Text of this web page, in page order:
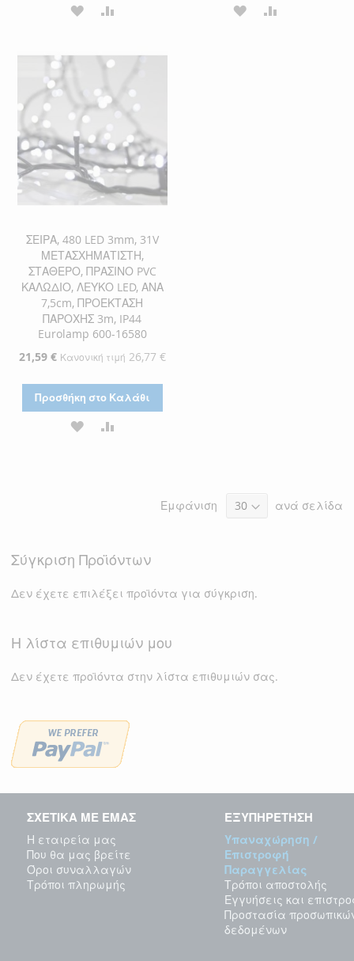
ΠΡΟΣΘΉΚΗ
ΛΊΣΤΑ
ΕΠΙΘΥΜΙΏΝ
ΣΎΓΚΡΙΣΗ
ΠΡΟΣΘΉΚΗ
ΣΕΙΡΑ, 480 LED 3mm, 31V
ΜΕΤΑΣΧΗΜΑΤΙΣΤΗ,
ΣΤΑΘΕΡΟ, ΠΡΑΣΙΝΟ PVC
ΚΑΛΩΔΙΟ, ΛΕΥΚΟ LED, ΑΝΑ
7,5cm, ΠΡΟΕΚΤΑΣΗ
ΠΑΡΟΧΗΣ 3m, IP44
Eurolamp 600-16580
Ειδική
21,59 € Κανονική τιμή 26,77 €
Προσθήκη στο Καλάθι
ΠΡΟΣΘΉΚΗ
Εμφάνιση
ανά σελίδα
Σύγκριση Προϊόντων
Δεν έχετε επιλέξει προϊόντα για σύγκριση.
Η λίστα επιθυμιών μου
Δεν έχετε προϊόντα στην λίστα επιθυμιών σας.
ΣΧΕΤΙΚΑ ΜΕ ΕΜΑΣ
Η εταιρεία μας
Που θα μας βρείτε
Όροι συναλλαγών
Τρόποι πληρωμής
ΕΞΥΠΗΡΕΤΗΣΗ
Υπαναχώρηση /
Επιστροφή
Παραγγελίας
Τρόποι αποστολής
Εγγυήσεις και
Προστασία
δεδομένων